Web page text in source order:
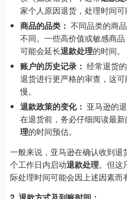
家个人原因退货，处理时间可
商品的品类： 不同品类的商
不同。一些高价值或敏感商
可能会延长退款处理的时间。
账户的历史记录： 经常退货
退货进行更严格的审查，这
慢。
退款政策的变化： 亚马逊的
在退货前，务必仔细阅读最
理的时间预估。
一般来说，亚马逊在确认收到
个工作日内启动退款处理。但这
际处理时间可能会因上述因素而